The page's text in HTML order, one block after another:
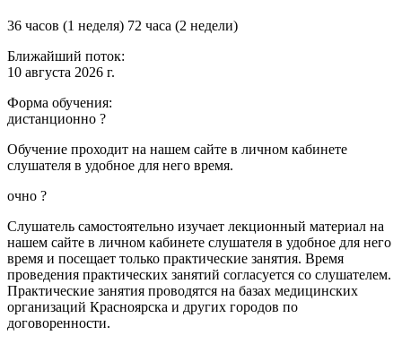
36 часов (1 неделя) 72 часа (2 недели)
Ближайший поток:
10 августа 2026 г.
Форма обучения:
дистанционно ?
Обучение проходит на нашем сайте в личном кабинете
слушателя в удобное для него время.
очно ?
Слушатель самостоятельно изучает лекционный материал на
нашем сайте в личном кабинете слушателя в удобное для него
время и посещает только практические занятия. Время
проведения практических занятий согласуется со слушателем.
Практические занятия проводятся на базах медицинских
организаций Красноярска и других городов по
договоренности.